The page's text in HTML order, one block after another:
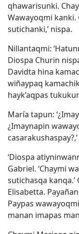
qhawarisunki.
Wawayoqmi kanki.
sutichanki,’ nispa.
Nillantaqmi:
Diospa Churin
Davidta hina
wiñaypaq
hayk’aqpas
María tapun:
¿Imaynapin
‘Diospa
Gabriel. ‘Chaymi
sutichasqa kanqa.’
Elisabetta.
Paypas
manan imapas